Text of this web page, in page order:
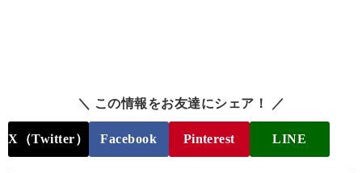
＼ この情報をお友達にシェア！ ／
X（Twitter） Facebook Pinterest LINE